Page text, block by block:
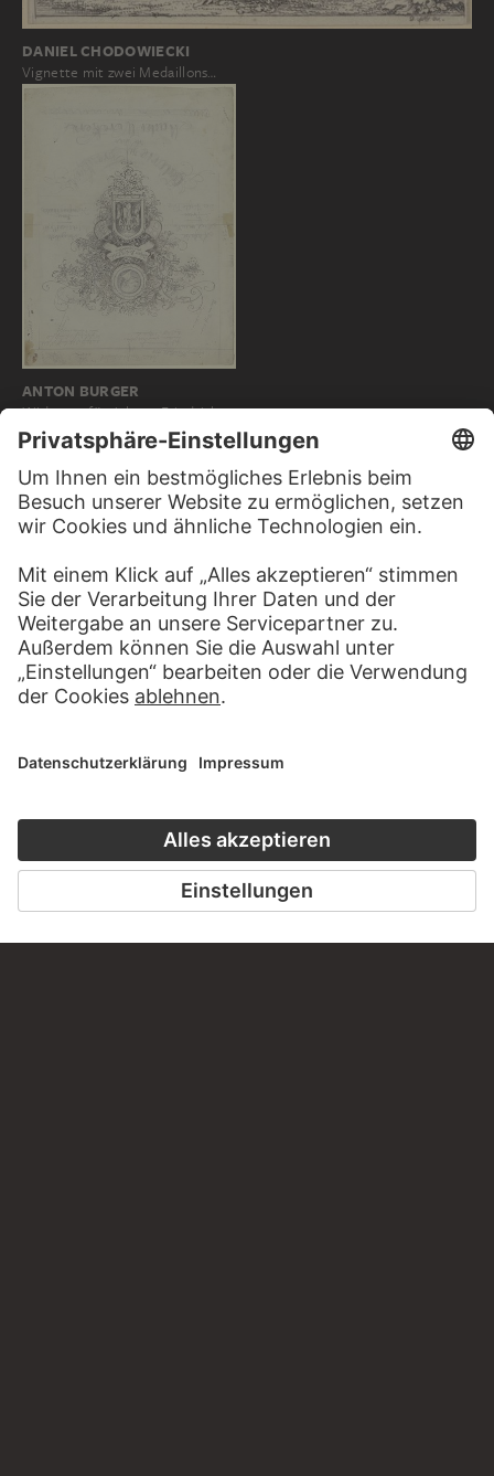
DANIEL CHODOWIECKI
Vignette mit zwei Medaillons…
ANTON BURGER
Widmung für Johann Friedrich
Städel